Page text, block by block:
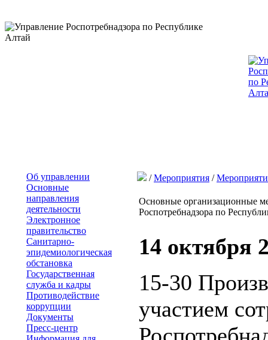
Об управлении
Основные
направления
деятельности
Электронное
правительство
Санитарно-
эпидемиологическая
обстановка
Государственная
служба и кадры
Противодействие
коррупции
Документы
Пресс-центр
/Мероприятия /
Основные организационные
Роспотребнадзора по
14 октября
15-30
участием